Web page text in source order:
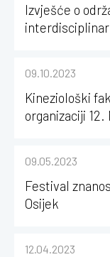
Izvješće o
09.10.2023
Kineziološki
organizaciji
09.05.2023
Festival
Osijek
12.04.2023